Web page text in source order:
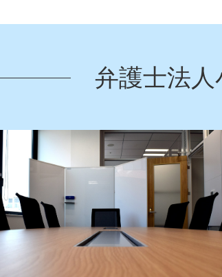
弁護士法